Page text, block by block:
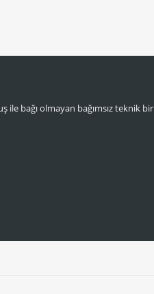
ile bağı olmayan bağımsız teknik bir